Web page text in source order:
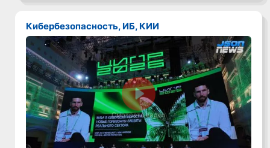
Кибербезопасность, ИБ, КИИ
Смотреть видео